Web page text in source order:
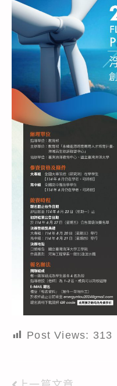
Post Views: 313